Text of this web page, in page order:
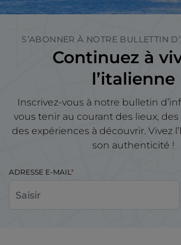
S’ABONNER À NOTRE BULLETTIN
Continuez à
l’italienne
Inscrivez-vous à notre bulletin
vous tenir au courant des lieux,
des expériences à découvrir. Vivez
son authenticité !
ADRESSE E-MAIL